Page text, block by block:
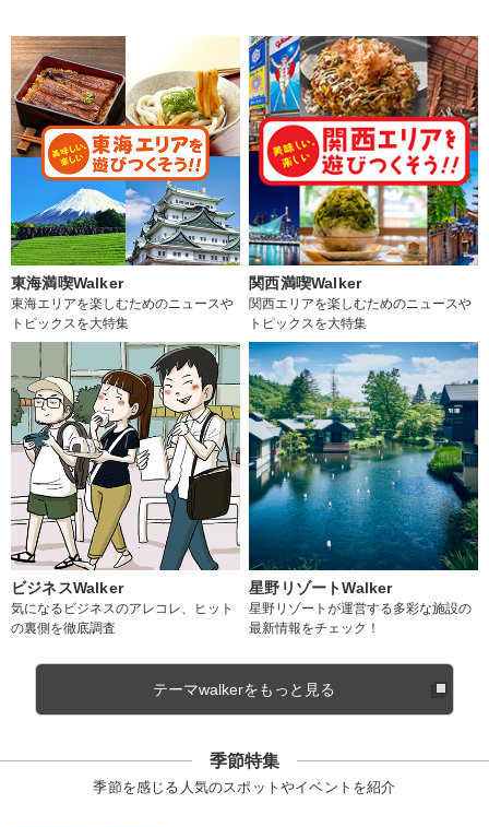
東海満喫Walker
東海エリアを楽しむためのニュースや
トピックスを大特集
関西満喫Walker
関西エリアを楽しむためのニュースや
トピックスを大特集
ビジネスWalker
気になるビジネスのアレコレ、ヒット
の裏側を徹底調査
星野リゾートWalker
星野リゾートが運営する多彩な施設の
最新情報をチェック！
テーマwalkerをもっと見る
季節特集
季節を感じる人気のスポットやイベントを紹介